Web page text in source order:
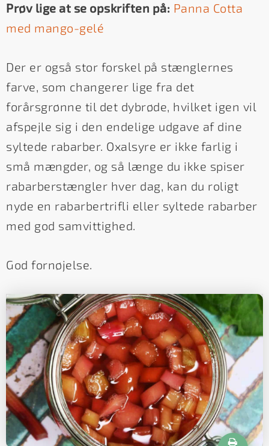
Prøv lige at se opskriften på: Panna Cotta
med mango-gelé
Der er også stor forskel på stænglernes
farve, som changerer lige fra det
forårsgrønne til det dybrøde, hvilket igen vil
afspejle sig i den endelige udgave af dine
syltede rabarber. Oxalsyre er ikke farlig i
små mængder, og så længe du ikke spiser
rabarberstængler hver dag, kan du roligt
nyde en rabarbertrifli eller syltede rabarber
med god samvittighed.
God fornøjelse.